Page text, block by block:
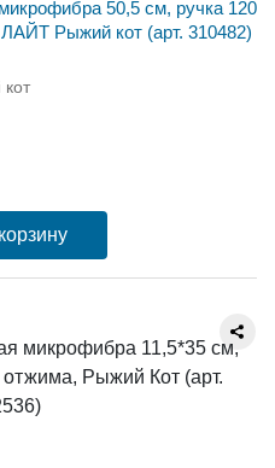
50,5 см, ручка 120
Рыжий кот (арт. 310482)